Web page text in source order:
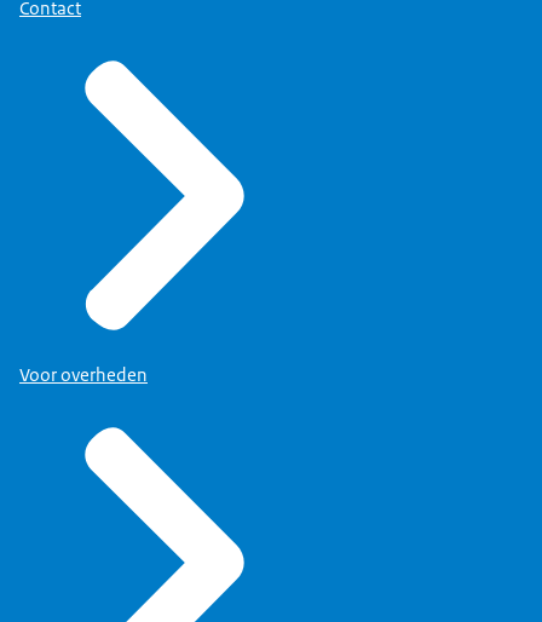
Contact
Voor overheden